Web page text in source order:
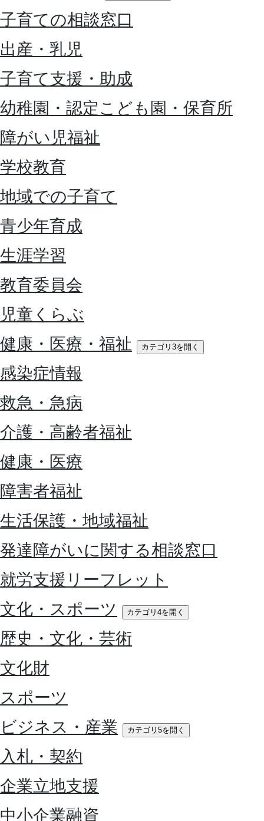
子育ての相談窓口
出産・乳児
子育て支援・助成
幼稚園・認定こども園・保育所
障がい児福祉
学校教育
地域での子育て
青少年育成
生涯学習
教育委員会
児童くらぶ
健康・医療・福祉
カテゴリ3を開く
感染症情報
救急・急病
介護・高齢者福祉
健康・医療
障害者福祉
生活保護・地域福祉
発達障がいに関する相談窓口
就労支援リーフレット
文化・スポーツ
カテゴリ4を開く
歴史・文化・芸術
文化財
スポーツ
ビジネス・産業
カテゴリ5を開く
入札・契約
企業立地支援
中小企業融資